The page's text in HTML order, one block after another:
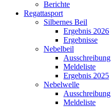
Berichte
Regattasport
Silbernes Beil
Ergebnis 2026
Ergebnisse
Nebelbeil
Ausschreibung
Meldeliste
Ergebnis 2025
Nebelwelle
Ausschreibung
Meldeliste